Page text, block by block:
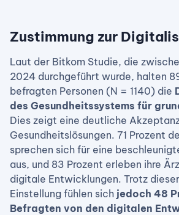
Zustimmung zur
Laut der Bitkom Studie, die
2024 durchgeführt wurde, halten
befragten Personen (N = 1140) die
des Gesundheitssystems für
Dies zeigt eine deutliche
Gesundheitslösungen. 71 Prozent
sprechen sich für eine
aus, und 83 Prozent erleben ihre
digitale Entwicklungen. Trotz
Einstellung fühlen sich jedoch 48
Befragten von den digitalen